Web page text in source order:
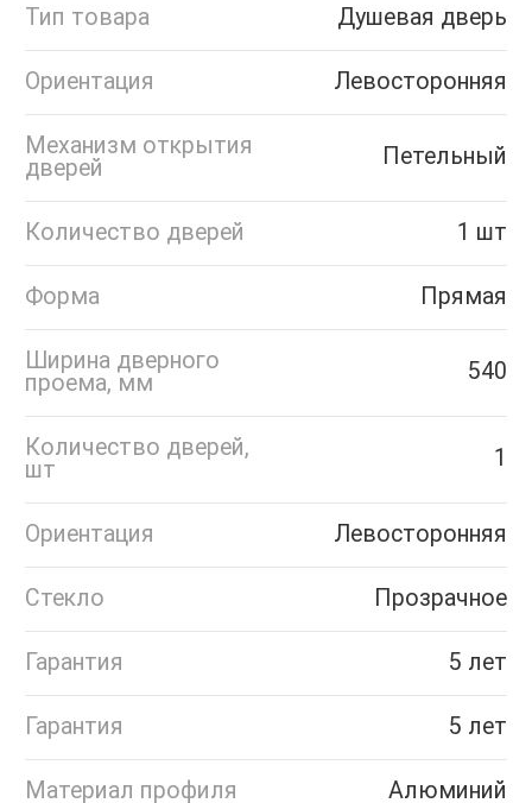
Тип товара Душевая дверь
Ориентация Левосторонняя
Механизм открытия
дверей
Петельный
Количество дверей 1 шт
Форма Прямая
Ширина дверного
проема, мм
540
Количество дверей,
шт
1
Ориентация Левосторонняя
Стекло Прозрачное
Гарантия 5 лет
Гарантия 5 лет
Материал профиля Алюминий